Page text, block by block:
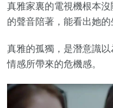
真雅家裏的電視機根本
的聲音陪著，能看出她的
真雅的孤獨，是潛意識
情感所帶來的危機感。